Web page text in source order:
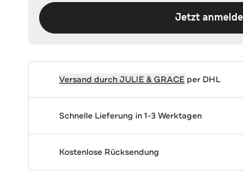
Jetzt
Versand durchJULIE & GRACE per DHL
Schnelle Lieferung in 1-3 Werktagen
Kostenlose Rücksendung